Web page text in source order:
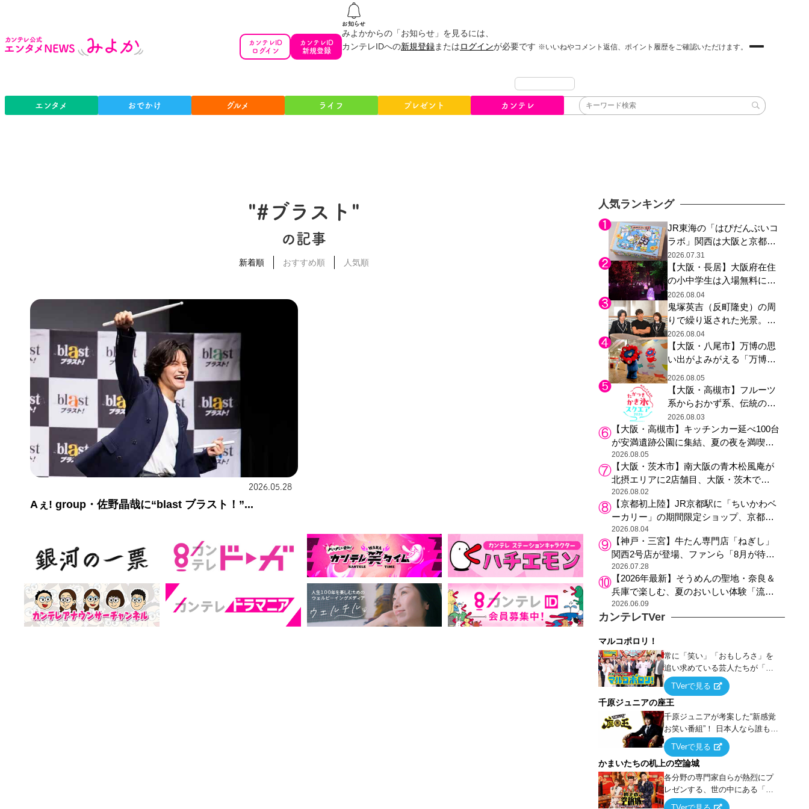
カンテレID
ログイン
カンテレID
新規登録
みよかからの「お知らせ」を見るには、
カンテレIDへの新規登録またはログインが必要です ※いいねやコメント返信、ポイント履歴をご確認いただけます。
エンタメ おでかけ グルメ ライフ プレゼント カンテレ
"#ブラスト"
の記事
新着順 おすすめ順 人気順
2026.05.28
Aぇ! group・佐野晶哉に“blast ブラスト！”...
人気ランキング
JR東海の「はぴだんぶいコ
ラボ」関西は大阪と京都の
み、日焼けしたポチャッコ
らサンリオキャラが描かれ
た駅弁やグッズが登場
2026.07.31
【大阪・長居】大阪府在住
の小中学生は入場無料に、
チームラボが「夏休みの自
由研究の課題に」と「ボタ
ニカルガーデン 大阪」へ招
待
2026.08.04
鬼塚英吉（反町隆史）の周
りで繰り返された光景。ド
ラマ『GTO』第３話で光っ
た演出の巧みさ
2026.08.04
【大阪・八尾市】万博の思
い出がよみがえる「万博レ
クミャク登場、大屋根リン
グ木材展示も
2026.08.05
【大阪・高槻市】フルーツ
系からおかず系、伝統の天
然氷まで人気店が集結、高
槻阪急スクエアで「かき
氷」祭り
2026.08.03
【大阪・高槻市】キッチンカー延べ100台
が安満遺跡公園に集結、夏の夜を満喫す
る4日間のグルメイベント
2026.08.05
【大阪・茨木市】南大阪の青木松風庵が
北摂エリアに2店舗目、大阪・茨木で
も“焼きたて”の月化粧が食べられる
2026.08.02
【京都初上陸】JR京都駅に「ちいかわベ
ーカリー」の期間限定ショップ、京都の
銘菓“おたべ”との限定コラボも
2026.08.04
【神戸・三宮】牛たん専門店「ねぎし」
関西2号店が登場、ファンら「8月が待ち
遠しい」と早くから注目
2026.07.28
【2026年最新】そうめんの聖地・奈良＆
兵庫で楽しむ、夏のおいしい体験「流し
そうめん体験」おすすめ3選
2026.06.09
カンテレTVer
マルコポロリ！
常に「笑い」「おもしろさ」を
追い求めている芸人たちが「芸
能界」という大海原に漕ぎ出で
て、新たなオモシロ人間を発掘
する！
TVerで見る
千原ジュニアの座王
千原ジュニアが考案した“新感覚
お笑い番組”！ 日本人なら誰もが
馴染みのある『イス取りゲー
ム』をベースに、大喜利・ギャ
グ・モノボケ・歌…など様々な
お題で芸人がショートネタを競
い合う！
TVerで見る
かまいたちの机上の空論城
各分野の専門家自らが熱烈にプ
レゼンする、世の中にある「試
したことはないが、やってみた